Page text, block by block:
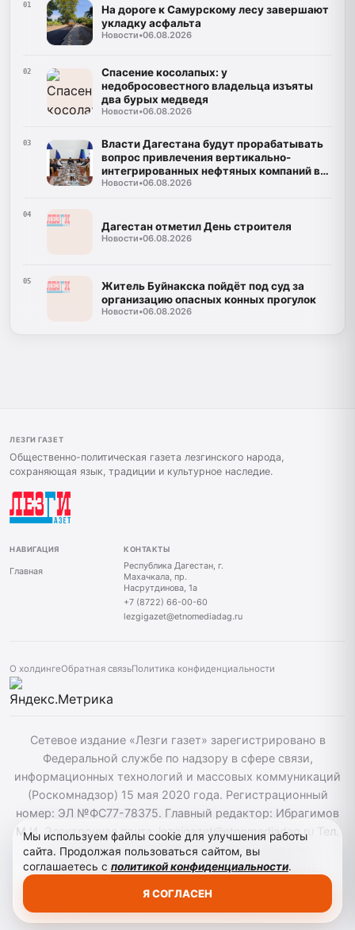
01
На дороге к Самурскому лесу завершают
укладку асфальта
Новости•06.08.2026
02
Спасение косолапых: у
недобросовестного владельца изъяты
два бурых медведя
Новости•06.08.2026
03
Власти Дагестана будут прорабатывать
вопрос привлечения вертикально-
интегрированных нефтяных компаний в
регион
Новости•06.08.2026
04
Дагестан отметил День строителя
Новости•06.08.2026
05
Житель Буйнакска пойдёт под суд за
организацию опасных конных прогулок
Новости•06.08.2026
ЛЕЗГИ ГАЗЕТ
Общественно-политическая газета лезгинского народа,
сохраняющая язык, традиции и культурное наследие.
НАВИГАЦИЯ
Главная
КОНТАКТЫ
Республика Дагестан, г.
Махачкала, пр.
Насрутдинова, 1а
+7 (8722) 66-00-60
lezgigazet@etnomediadag.ru
О холдингеОбратная связьПолитика конфиденциальности
Сетевое издание «Лезги газет» зарегистрировано в
Федеральной службе по надзору в сфере связи,
информационных технологий и массовых коммуникаций
(Роскомнадзор) 15 мая 2020 года. Регистрационный
номер: ЭЛ №ФС77-78375. Главный редактор: Ибрагимов
М.И. Электронная почта: lezgigazet@etnomediadag.ru Тел.
гл. редактора: +7 (8722) 66-00-60 Учредитель:
ГОСУДАРСТВЕННОЕ БЮДЖЕТНОЕ УЧРЕЖДЕНИЕ
Мы используем файлы cookie для улучшения работы
сайта. Продолжая пользоваться сайтом, вы
соглашаетесь с политикой конфиденциальности.
Я СОГЛАСЕН